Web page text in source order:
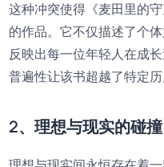
这种冲突使得《麦田里的
的作品。它不仅描述了个
反映出每一位年轻人在成
普遍性让该书超越了特定
2、理想与现实的碰撞